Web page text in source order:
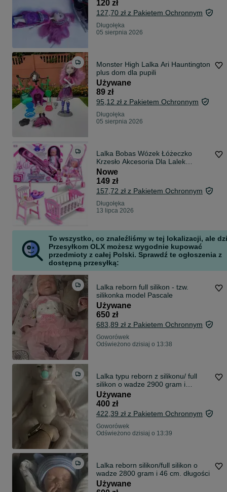
120 zł
127,70 zł z Pakietem Ochronnym
Długołęka
05 sierpnia 2026
Monster High Lalka Ari Hauntington
plus dom dla pupili
Używane
89 zł
95,12 zł z Pakietem Ochronnym
Długołęka
05 sierpnia 2026
Lalka Bobas Wózek Łóżeczko
Krzesło Akcesoria Dla Lalek
ZESTAW 4w1
Nowe
149 zł
157,72 zł z Pakietem Ochronnym
Długołęka
13 lipca 2026
To wszystko, co znaleźliśmy w tej lokalizacji, ale
Przesyłkom OLX możesz wygodnie kupować
przedmioty z całej Polski. Sprawdź te ogłoszenia z
dostępną przesyłką:
Lalka reborn full silikon - tzw.
silikonka model Pascale
Używane
650 zł
683,89 zł z Pakietem Ochronnym
Goworówek
Odświeżono dzisiaj o 13:38
Lalka typu reborn z silikonu/ full
silikon o wadze 2900 gram i
długości 45 cm.
Używane
400 zł
422,39 zł z Pakietem Ochronnym
Goworówek
Odświeżono dzisiaj o 13:39
Lalka reborn silikon/full silikon o
wadze 2800 gram i 46 cm. długości
Używane